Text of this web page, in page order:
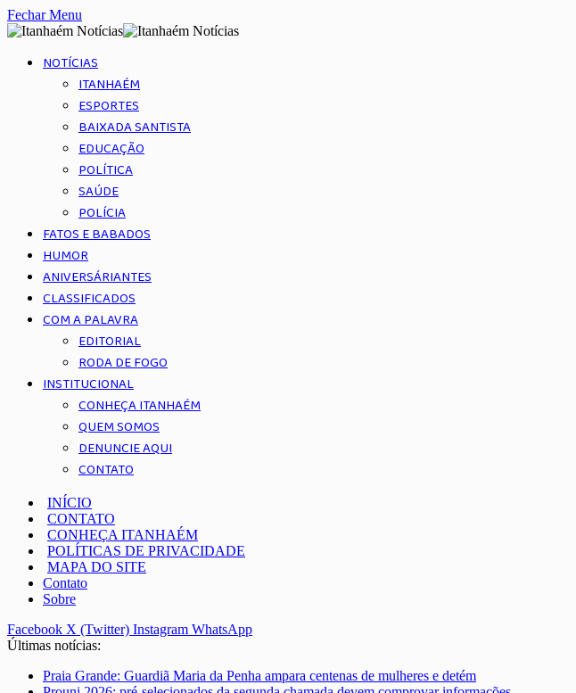
Fechar Menu
NOTÍCIAS
ITANHAÉM
ESPORTES
BAIXADA SANTISTA
EDUCAÇÃO
POLÍTICA
SAÚDE
POLÍCIA
FATOS E BABADOS
HUMOR
ANIVERSÁRIANTES
CLASSIFICADOS
COM A PALAVRA
EDITORIAL
RODA DE FOGO
INSTITUCIONAL
CONHEÇA ITANHAÉM
QUEM SOMOS
DENUNCIE AQUI
CONTATO
INÍCIO
CONTATO
CONHEÇA ITANHAÉM
POLÍTICAS DE PRIVACIDADE
MAPA DO SITE
Contato
Sobre
Facebook X (Twitter) Instagram WhatsApp
Últimas notícias:
Praia Grande: Guardiã Maria da Penha ampara centenas de mulheres e detém